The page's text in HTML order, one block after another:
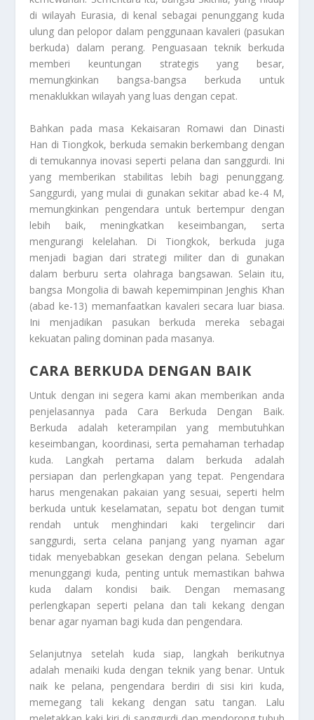
di wilayah Eurasia, di kenal sebagai penunggang kuda
ulung dan pelopor dalam penggunaan kavaleri (pasukan
berkuda) dalam perang. Penguasaan teknik berkuda
memberi keuntungan strategis yang besar,
memungkinkan bangsa-bangsa berkuda untuk
menaklukkan wilayah yang luas dengan cepat.
Bahkan pada masa Kekaisaran Romawi dan Dinasti
Han di Tiongkok, berkuda semakin berkembang dengan
di temukannya inovasi seperti pelana dan sanggurdi. Ini
yang memberikan stabilitas lebih bagi penunggang.
Sanggurdi, yang mulai di gunakan sekitar abad ke-4 M,
memungkinkan pengendara untuk bertempur dengan
lebih baik, meningkatkan keseimbangan, serta
mengurangi kelelahan. Di Tiongkok, berkuda juga
menjadi bagian dari strategi militer dan di gunakan
dalam berburu serta olahraga bangsawan. Selain itu,
bangsa Mongolia di bawah kepemimpinan Jenghis Khan
(abad ke-13) memanfaatkan kavaleri secara luar biasa.
Ini menjadikan pasukan berkuda mereka sebagai
kekuatan paling dominan pada masanya.
CARA BERKUDA DENGAN BAIK
Untuk dengan ini segera kami akan memberikan anda
penjelasannya pada Cara Berkuda Dengan Baik.
Berkuda adalah keterampilan yang membutuhkan
keseimbangan, koordinasi, serta pemahaman terhadap
kuda. Langkah pertama dalam berkuda adalah
persiapan dan perlengkapan yang tepat. Pengendara
harus mengenakan pakaian yang sesuai, seperti helm
berkuda untuk keselamatan, sepatu bot dengan tumit
rendah untuk menghindari kaki tergelincir dari
sanggurdi, serta celana panjang yang nyaman agar
tidak menyebabkan gesekan dengan pelana. Sebelum
menunggangi kuda, penting untuk memastikan bahwa
kuda dalam kondisi baik. Dengan memasang
perlengkapan seperti pelana dan tali kekang dengan
benar agar nyaman bagi kuda dan pengendara.
Selanjutnya setelah kuda siap, langkah berikutnya
adalah menaiki kuda dengan teknik yang benar. Untuk
naik ke pelana, pengendara berdiri di sisi kiri kuda,
memegang tali kekang dengan satu tangan. Lalu